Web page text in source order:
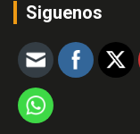
Siguenos